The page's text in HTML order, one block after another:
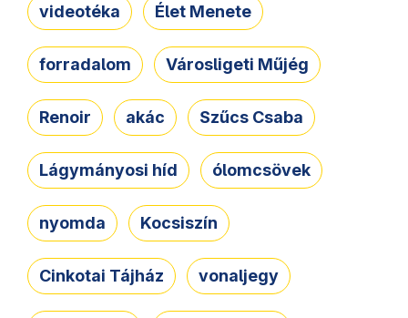
videotéka Élet Menete
forradalom Városligeti Műjég
Renoir akác Szűcs Csaba
Lágymányosi híd ólomcsövek
nyomda Kocsiszín
Cinkotai Tájház vonaljegy